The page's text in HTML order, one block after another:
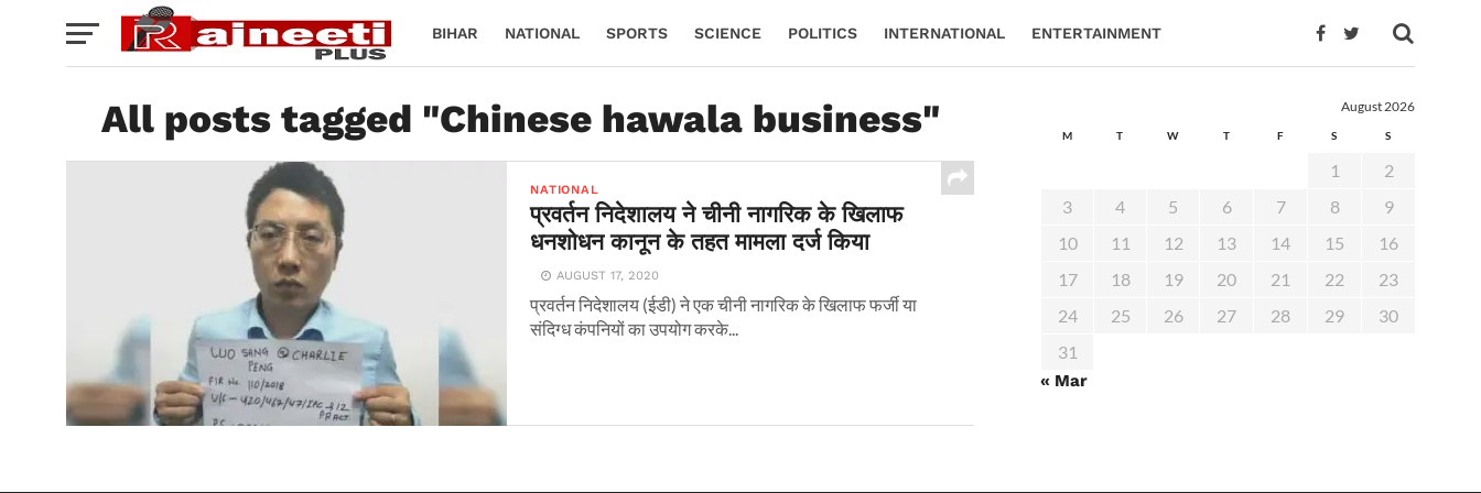
BIHAR NATIONAL SPORTS SCIENCE POLITICS INTERNATIONAL ENTERTAINMENT
All posts tagged "Chinese hawala business"
NATIONAL
प्रवर्तन निदेशालय ने चीनी नागरिक के खिलाफ
धनशोधन कानून के तहत मामला दर्ज किया
AUGUST 17, 2020
प्रवर्तन निदेशालय (ईडी) ने एक चीनी नागरिक के खिलाफ फर्जी या
संदिग्ध कंपनियों का उपयोग करके...
August 2026
M T W T F S S
1
2
3
4 5 6 7 8
9
10
11 12 13 14 15
16
17
18 19 20 21 22
23
24
25 26 27 28 29
30
31
« Mar